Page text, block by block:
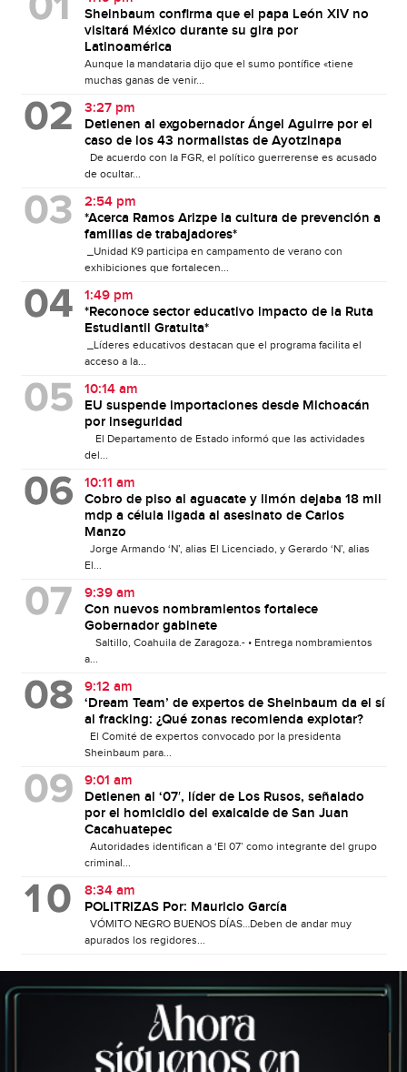
Sheinbaum confirma que el papa León XIV no
visitará México durante su gira por
Latinoamérica
Aunque la mandataria dijo que el sumo pontífice «tiene
muchas ganas de venir...
3:27 pm
Detienen al exgobernador Ángel Aguirre por el
caso de los 43 normalistas de Ayotzinapa
De acuerdo con la FGR, el político guerrerense es acusado
de ocultar...
2:54 pm
*Acerca Ramos Arizpe la cultura de prevención a
familias de trabajadores*
_Unidad K9 participa en campamento de verano con
exhibiciones que fortalecen...
1:49 pm
*Reconoce sector educativo impacto de la Ruta
Estudiantil Gratuita*
_Líderes educativos destacan que el programa facilita el
acceso a la...
10:14 am
EU suspende importaciones desde Michoacán
por inseguridad
El Departamento de Estado informó que las actividades
del...
10:11 am
Cobro de piso al aguacate y limón dejaba 18 mil
mdp a célula ligada al asesinato de Carlos
Manzo
Jorge Armando ‘N’, alias El Licenciado, y Gerardo ‘N’, alias
El...
9:39 am
Con nuevos nombramientos fortalece
Gobernador gabinete
Saltillo, Coahuila de Zaragoza.- • Entrega nombramientos
a...
9:12 am
‘Dream Team’ de expertos de Sheinbaum da el sí
al fracking: ¿Qué zonas recomienda explotar?
El Comité de expertos convocado por la presidenta
Sheinbaum para...
9:01 am
Detienen al ‘07′, líder de Los Rusos, señalado
por el homicidio del exalcalde de San Juan
Cacahuatepec
Autoridades identifican a ‘El 07’ como integrante del grupo
criminal...
8:34 am
POLITRIZAS Por: Mauricio García
VÓMITO NEGRO BUENOS DÍAS…Deben de andar muy
apurados los regidores...